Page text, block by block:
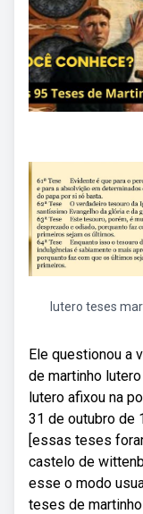
lutero teses
Ele questionou a
de martinho
lutero afixou na
31 de outubro de
[essas teses
castelo de
esse o modo
teses de